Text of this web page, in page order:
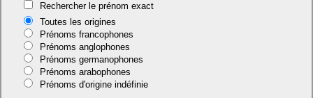
Rechercher le prénom exact
Toutes les origines
Prénoms francophones
Prénoms anglophones
Prénoms germanophones
Prénoms arabophones
Prénoms d'origine indéfinie